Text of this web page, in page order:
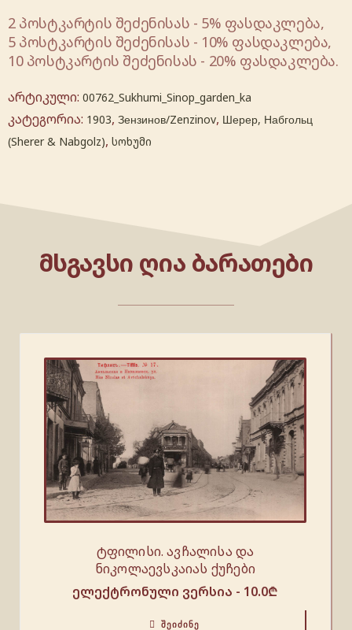
2 პოსტკარტის შეძენისას - 5% ფასდაკლება,
5 პოსტკარტის შეძენისას - 10% ფასდაკლება,
10 პოსტკარტის შეძენისას - 20% ფასდაკლება.
არტიკული: 00762_Sukhumi_Sinop_garden_ka
კატეგორია: 1903, Зензинов/Zenzinov, Шерер, Набгольц
(Sherer & Nabgolz), სოხუმი
ᲛᲡᲒᲐᲕᲡᲘ ᲦᲘᲐ ᲑᲐᲠᲐᲗᲔᲑᲘ
ტფილისი. ავჩალისა და
ნიკოლაევსკაიას ქუჩები
ელექტრონული ვერსია - 10.0₾
ᲨᲔᲘᲫᲘᲜᲔ